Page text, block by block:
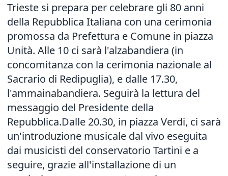
Trieste si prepara per celebrare gli 80 anni
della Repubblica Italiana con una cerimonia
promossa da Prefettura e Comune in piazza
Unità. Alle 10 ci sarà l'alzabandiera (in
concomitanza con la cerimonia nazionale al
Sacrario di Redipuglia), e dalle 17.30,
l'ammainabandiera. Seguirà la lettura del
messaggio del Presidente della
Repubblica.Dalle 20.30, in piazza Verdi, ci sarà
un'introduzione musicale dal vivo eseguita
dai musicisti del conservatorio Tartini e a
seguire, grazie all'installazione di un